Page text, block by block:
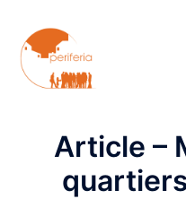
contenu
Article –